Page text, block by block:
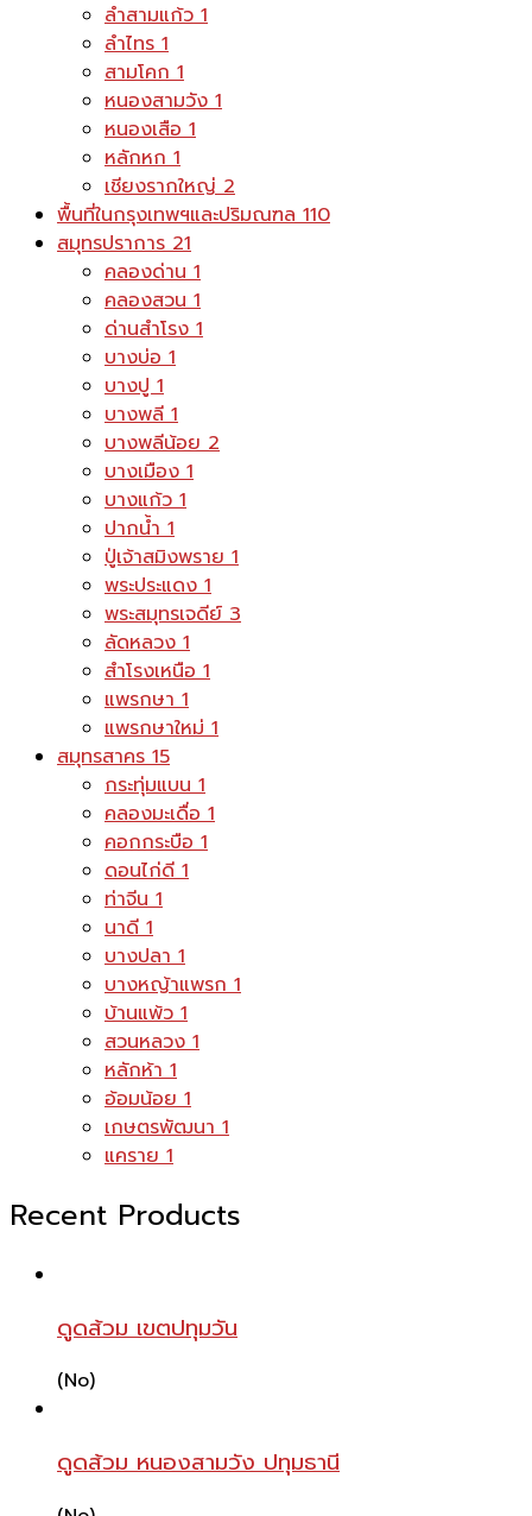
ลำสามแก้ว1
ลำไทร1
สามโคก1
หนองสามวัง1
หนองเสือ1
หลักหก1
เชียงรากใหญ่2
พื้นที่ในกรุงเทพฯและปริมณฑล110
สมุทรปราการ21
คลองด่าน1
คลองสวน1
ด่านสำโรง1
บางบ่อ1
บางปู1
บางพลี1
บางพลีน้อย2
บางเมือง1
บางแก้ว1
ปากน้ำ1
ปู่เจ้าสมิงพราย1
พระประแดง1
พระสมุทรเจดีย์3
ลัดหลวง1
สำโรงเหนือ1
แพรกษา1
แพรกษาใหม่1
สมุทรสาคร15
กระทุ่มแบน1
คลองมะเดื่อ1
คอกกระบือ1
ดอนไก่ดี1
ท่าจีน1
นาดี1
บางปลา1
บางหญ้าแพรก1
บ้านแพ้ว1
สวนหลวง1
หลักห้า1
อ้อมน้อย1
เกษตรพัฒนา1
แคราย1
Recent Products
ดูดส้วม เขตปทุมวัน
(No)
ดูดส้วม หนองสามวัง ปทุมธานี